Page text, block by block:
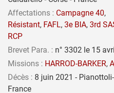
Affectations : Campagne 40,
Résistant, FAFL, 3e BIA, 3rd
RCP
Brevet Para. : n° 3302 le 15
Missions : HARROD-BARKER,
Décès : 8 juin 2021 -
France